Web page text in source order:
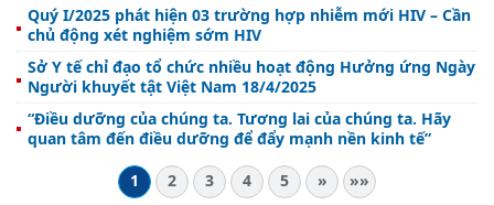
Quý I/2025 phát hiện 03 trường hợp nhiễm mới HIV – Cần
chủ động xét nghiệm sớm HIV
Sở Y tế chỉ đạo tổ chức nhiều hoạt động Hưởng ứng Ngày
Người khuyết tật Việt Nam 18/4/2025
“Điều dưỡng của chúng ta. Tương lai của chúng ta. Hãy
quan tâm đến điều dưỡng để đẩy mạnh nền kinh tế”
1
2 3 4 5 » »»